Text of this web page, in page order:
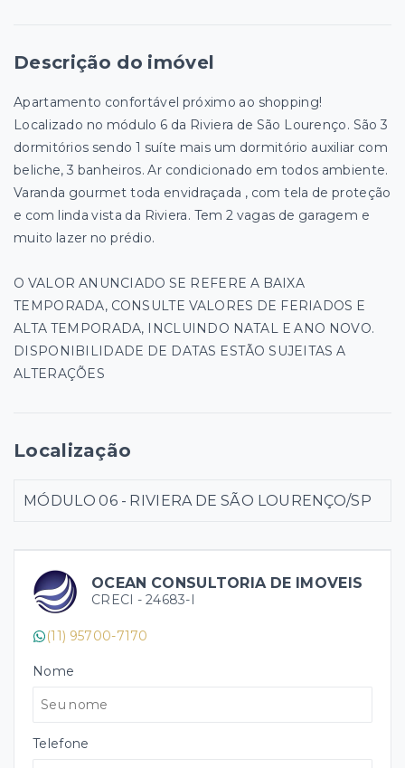
OCEAN CONSULTORIA DE IMOVEIS
CRECI - 24683-I
(11) 95700-7170
Nome
Telefone
Descrição do imóvel
Apartamento confortável próximo ao shopping!
Localizado no módulo 6 da Riviera de São Lourenço. São 3
dormitórios sendo 1 suíte mais um dormitório auxiliar com
beliche, 3 banheiros. Ar condicionado em todos ambiente.
Varanda gourmet toda envidraçada , com tela de proteção
e com linda vista da Riviera. Tem 2 vagas de garagem e
muito lazer no prédio.
O VALOR ANUNCIADO SE REFERE A BAIXA
TEMPORADA, CONSULTE VALORES DE FERIADOS E
ALTA TEMPORADA, INCLUINDO NATAL E ANO NOVO.
DISPONIBILIDADE DE DATAS ESTÃO SUJEITAS A
ALTERAÇÕES
Localização
MÓDULO 06 - RIVIERA DE SÃO LOURENÇO/SP